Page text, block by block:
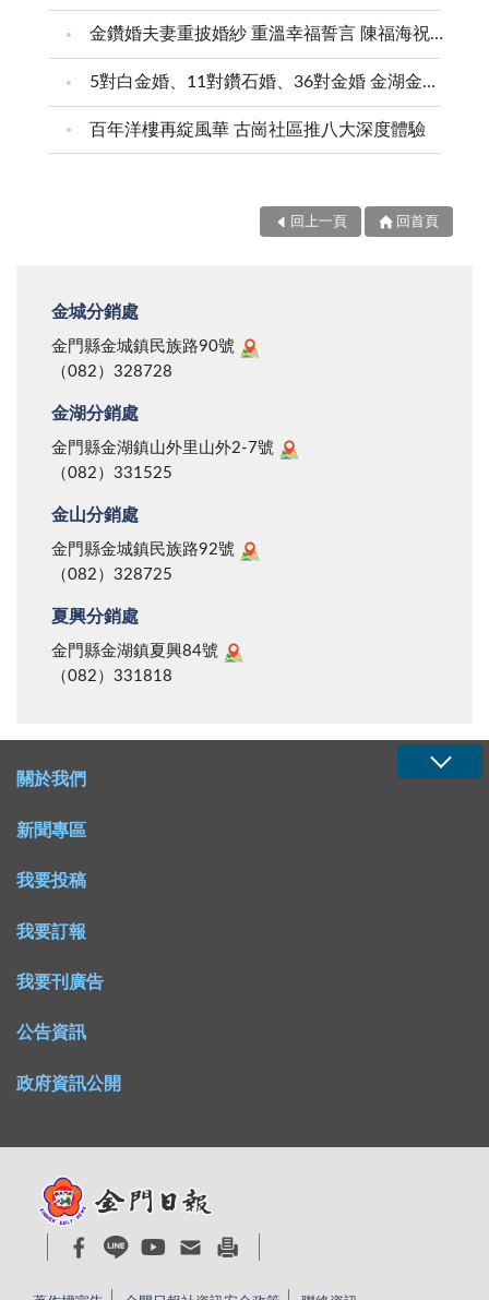
金鑽婚夫妻重披婚紗 重溫幸福誓言 陳福海祝福牽手半世紀 情深相守成典範
5對白金婚、11對鑽石婚、36對金婚 金湖金沙夫妻共享榮耀時刻 陳福海表揚金鑽婚夫妻 向半世紀相守家庭典範致敬
百年洋樓再綻風華 古崗社區推八大深度體驗
回上一頁 回首頁
金城分銷處
金門縣金城鎮民族路90號
（082）328728
金湖分銷處
金門縣金湖鎮山外里山外2-7號
（082）331525
金山分銷處
金門縣金城鎮民族路92號
（082）328725
夏興分銷處
金門縣金湖鎮夏興84號
（082）331818
關於我們
新聞專區
我要投稿
我要訂報
我要刊廣告
公告資訊
政府資訊公開